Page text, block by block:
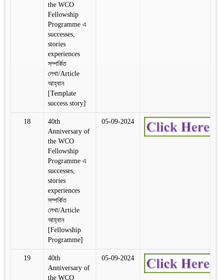
the WCO
Fellowship
Programme এ
successes,
stories
experiences
সম্পর্কিত
লেখা/Article
আহ্বান
[Template
success story]
18
40th
Anniversary of
the WCO
Fellowship
Programme এ
successes,
stories
experiences
সম্পর্কিত
লেখা/Article
আহ্বান
[Fellowship
Programme]
05-09-2024
19
40th
Anniversary of
the WCO
05-09-2024